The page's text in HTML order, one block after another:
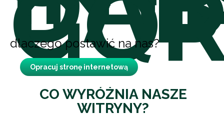
dlaczego postawić na nas?
Opracuj stronę internetową
CO WYRÓŻNIA NASZE
WITRYNY?